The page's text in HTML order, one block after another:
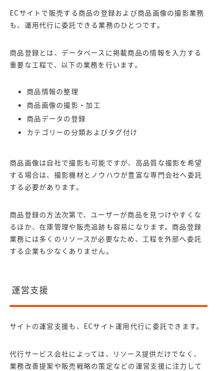
ECサイトで販売する商品の登録および商品画像の撮影業務
も、運用代行に委託できる業務のひとつです。
商品登録とは、データベースに掲載商品の情報を入力する
重要な工程で、以下の業務を行います。
商品情報の整理
商品画像の撮影・加工
商品データの登録
カテゴリーの分類およびタグ付け
商品画像は自社で撮影も可能ですが、高品質な撮影を希望
する場合は、撮影機材とノウハウが豊富な専門会社へ委託
する必要があります。
商品登録の方法次第で、ユーザーが商品を見つけやすくな
るほか、在庫管理や販売追跡も容易になります。商品登録
業務には多くのリソースが必要なため、工程を外部へ委託
する企業も少なくありません。
運営支援
サイトの運営支援も、ECサイト運用代行に委託できます。
代行サービス会社によっては、リソース提供だけでなく、
業務改善提案や販売戦略の策定などの運営支援に注力して